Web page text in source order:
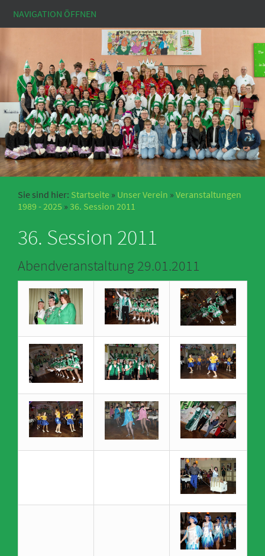
NAVIGATION ÖFFNEN
Sie sind hier: Startseite » Unser Verein » Veranstaltungen
1989 - 2025 » 36. Session 2011
36. Session 2011
Abendveranstaltung 29.01.2011